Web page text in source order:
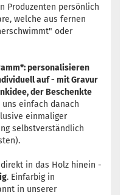
Produzenten persönlich
welche aus fernen
oder
personalisieren
auf - mit Gravur
der Beschenkte
uns einfach danach
einmaliger
selbstverständlich
in das Holz hinein -
. Einfarbig in
in unserer